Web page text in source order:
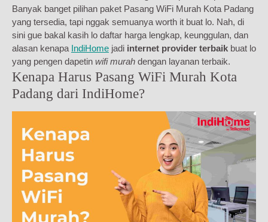
Banyak banget pilihan paket Pasang WiFi Murah Kota Padang
yang tersedia, tapi nggak semuanya worth it buat lo. Nah, di
sini gue bakal kasih lo daftar harga lengkap, keunggulan, dan
alasan kenapa IndiHome jadi internet provider terbaik buat lo
yang pengen dapetin wifi murah dengan layanan terbaik.
Kenapa Harus Pasang WiFi Murah Kota
Padang dari IndiHome?